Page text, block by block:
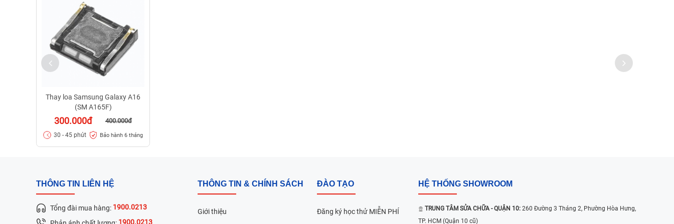
Thay loa Samsung Galaxy A16
(SM A165F)
300.000đ 400.000đ
30 - 45 phút Bảo hành 6 tháng
THÔNG TIN LIÊN HỆ
Tổng đài mua hàng: 1900.0213
1900.0213
THÔNG TIN & CHÍNH SÁCH
Giới thiệu
ĐÀO TẠO
Đăng ký học thử MIỄN PHÍ
HỆ THỐNG SHOWROOM
TRUNG TÂM SỬA CHỮA - QUẬN 10: 260 Đường 3 Tháng 2, Phường Hòa Hưng,
TP. HCM (Quận 10 cũ)